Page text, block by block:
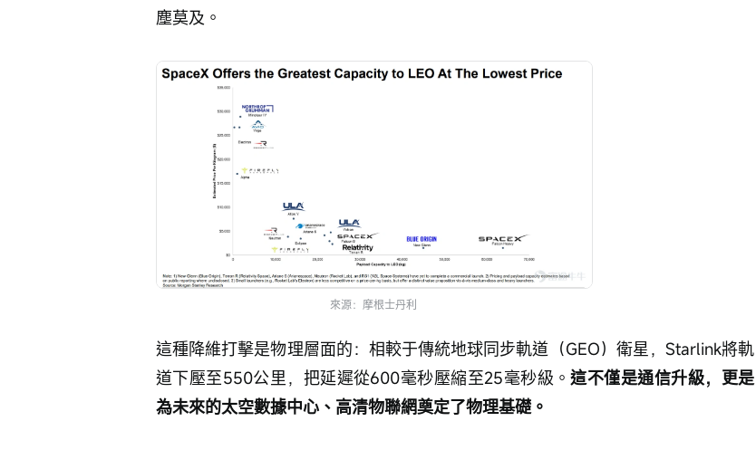
塵莫及。
來源：摩根士丹利
這種降維打擊是物理層面的：相較于傳統地球同步軌道（GEO）衛星，Starlink將軌
道下壓至550公里，把延遲從600毫秒壓縮至25毫秒級。這不僅是通信升級，更是
為未來的太空數據中心、高清物聯網奠定了物理基礎。